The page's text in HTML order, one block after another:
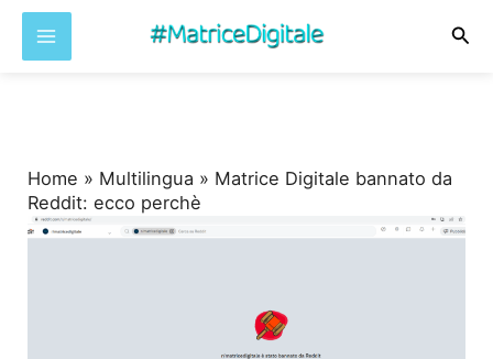
Home » Multilingua » Matrice Digitale bannato da
Reddit: ecco perchè